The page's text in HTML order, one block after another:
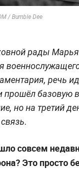
/ Bumble Dee
рады
речь
прошёл базовую
но на третий
совсем
Это просто